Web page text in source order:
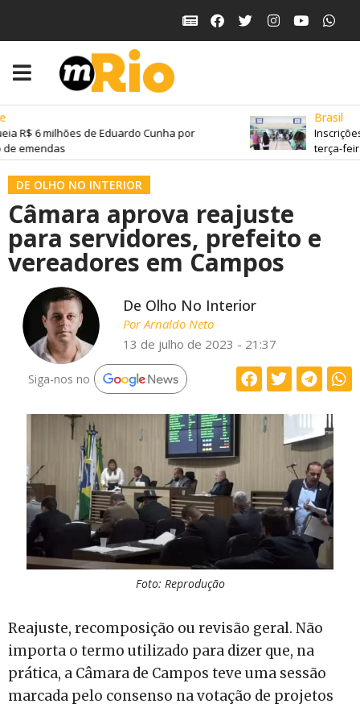
R$ 6 milhões de Eduardo Cunha por
emendas
Brasil
terça-feira
DE OLHO NO INTERIOR
Câmara aprova reajuste
para servidores, prefeito e
vereadores em Campos
De Olho No Interior
PorArnaldo Neto
13 de julho de 2023 - 21:37
Siga-nos no
Foto: Reprodução
Reajuste, recomposição ou revisão geral. Não
importa o termo utilizado para dizer que, na
prática, a Câmara de Campos teve uma sessão
marcada pelo consenso na votação de projetos